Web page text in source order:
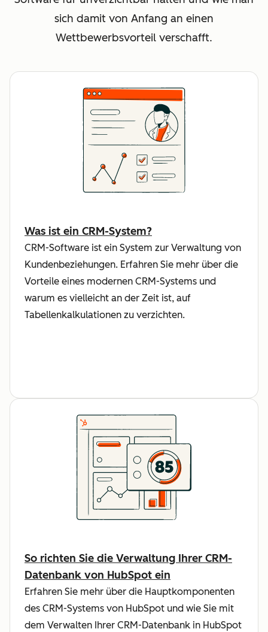
sich damit von Anfang an einen
Wettbewerbsvorteil verschafft.
Was ist ein CRM-System?
CRM-Software ist ein System zur Verwaltung von
Kundenbeziehungen. Erfahren Sie mehr über die
Vorteile eines modernen CRM-Systems und
warum es vielleicht an der Zeit ist, auf
Tabellenkalkulationen zu verzichten.
So richten Sie die Verwaltung Ihrer CRM-
Datenbank von HubSpot ein
Erfahren Sie mehr über die Hauptkomponenten
des CRM-Systems von HubSpot und wie Sie mit
dem Verwalten Ihrer CRM-Datenbank in HubSpot